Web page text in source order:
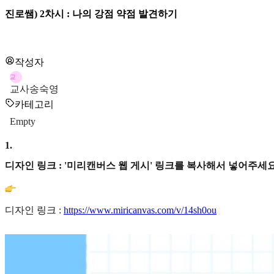
진로쌤) 2차시 : 나의 강점 약점 발견하기
작성자
교
교사송숙영
카테고리
Empty
1.
디자인 링크 : '미리캔버스 웹 게시' 링크를 복사해서 넣어주세
디자인 링크 : https://www.miricanvas.com/v/14sh0ou